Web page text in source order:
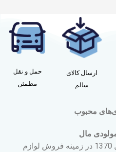
ارسال کالای
سالم
حمل و نقل
مطمئن
محبوب
مال
گروه مولودی مال از سال 1370 در زمینه فروش لوازم